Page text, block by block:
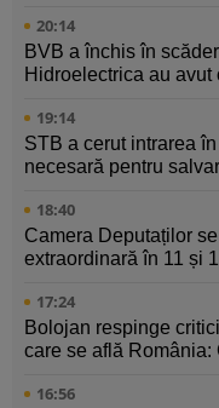
20:14
BVB a închis în
Hidroelectrica au
19:14
STB a cerut intrarea
necesară pentru
18:40
Camera Deputaților
extraordinară în 11 și
17:24
Bolojan respinge
care se află România:
16:56